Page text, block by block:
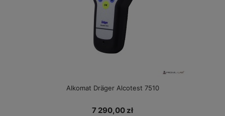
Alkomat Dräger Alcotest 7510
7 290,00 zł